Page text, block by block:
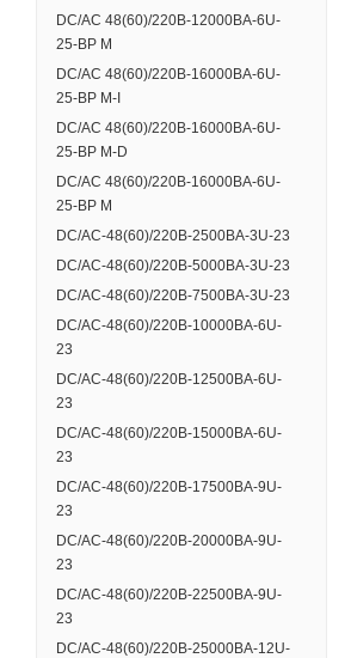
DC/AC 48(60)/220В-12000ВА-6U-
25-BP M
DC/AC 48(60)/220В-16000ВА-6U-
25-BP M-I
DC/AC 48(60)/220В-16000ВА-6U-
25-BP M-D
DC/AC 48(60)/220В-16000ВА-6U-
25-BP M
DC/AC-48(60)/220B-2500BA-3U-23
DC/AC-48(60)/220B-5000BA-3U-23
DC/AC-48(60)/220B-7500BA-3U-23
DC/AC-48(60)/220B-10000BA-6U-
23
DC/AC-48(60)/220B-12500BA-6U-
23
DC/AC-48(60)/220B-15000BA-6U-
23
DC/AC-48(60)/220B-17500BA-9U-
23
DC/AC-48(60)/220B-20000BA-9U-
23
DC/AC-48(60)/220B-22500BA-9U-
23
DC/AC-48(60)/220B-25000BA-12U-